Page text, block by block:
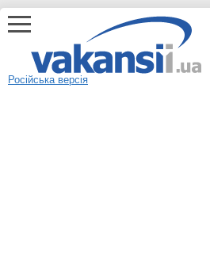
Російська версія